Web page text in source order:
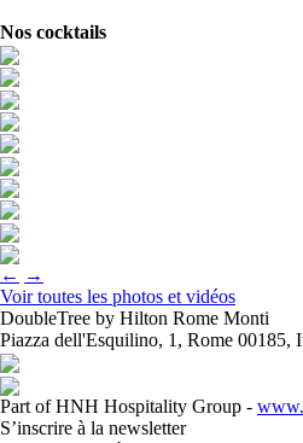
Nos cocktails
← →
Voir toutes les photos et vidéos
DoubleTree by Hilton Rome Monti
Piazza dell'Esquilino, 1, Rome 00185,
Part of HNH Hospitality Group -
S’inscrire à la newsletter